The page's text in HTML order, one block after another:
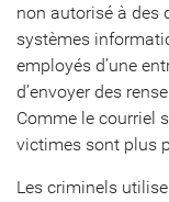
non autorisé à des
systèmes
employés d’une
d’envoyer des
Comme le courriel
victimes sont plus
Les criminels